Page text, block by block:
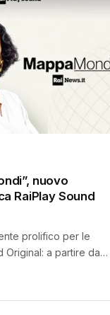
nuovo
RaiPlay Sound
prolifico per le
Original: a partire da